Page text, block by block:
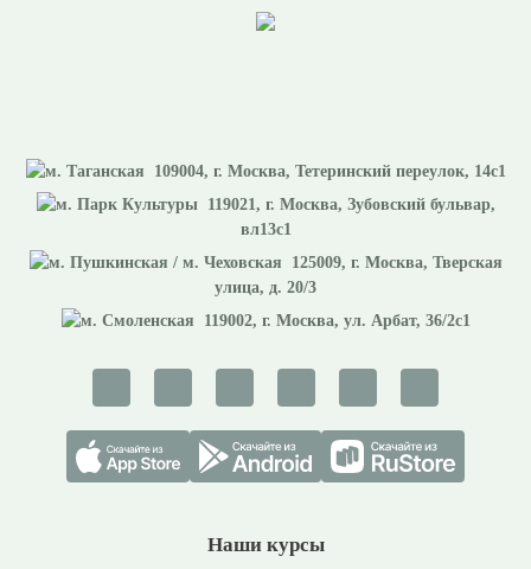
109004, г. Москва, Тетеринский переулок, 14с1
119021, г. Москва, Зубовский бульвар,
вл13с1
125009, г. Москва, Тверская
улица, д. 20/3
119002, г. Москва, ул. Арбат, 36/2с1
Наши курсы